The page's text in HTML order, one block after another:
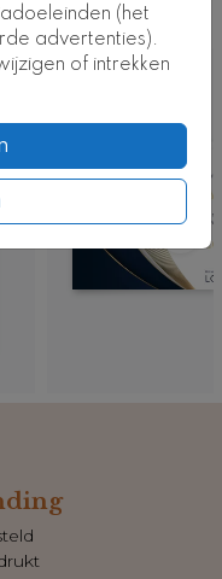
(het
advertenties).
of intrekken